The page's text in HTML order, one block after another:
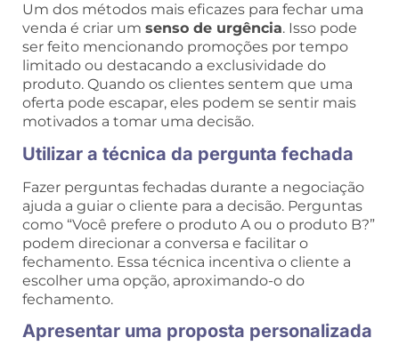
Um dos métodos mais eficazes para fechar uma
venda é criar um senso de urgência. Isso pode
ser feito mencionando promoções por tempo
limitado ou destacando a exclusividade do
produto. Quando os clientes sentem que uma
oferta pode escapar, eles podem se sentir mais
motivados a tomar uma decisão.
Utilizar a técnica da pergunta fechada
Fazer perguntas fechadas durante a negociação
ajuda a guiar o cliente para a decisão. Perguntas
como “Você prefere o produto A ou o produto B?”
podem direcionar a conversa e facilitar o
fechamento. Essa técnica incentiva o cliente a
escolher uma opção, aproximando-o do
fechamento.
Apresentar uma proposta personalizada